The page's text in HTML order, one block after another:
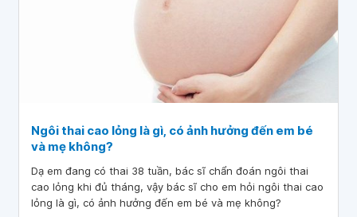
Ngôi thai cao lỏng là gì, có ảnh hưởng đến em bé
và mẹ không?
Dạ em đang có thai 38 tuần, bác sĩ chẩn đoán ngôi thai
cao lỏng khi đủ tháng, vậy bác sĩ cho em hỏi ngôi thai cao
lỏng là gì, có ảnh hưởng đến em bé và mẹ không?